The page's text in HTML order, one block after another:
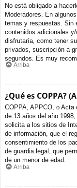
No está obligado a
Moderadores. En
temas y respuestas. Sin
contenidos adicionales
disfrutaría, como tener
privados, suscripción a
segundos. Es muy
Arriba
¿Qué es COPPA?
COPPA, APPCO, o Acta
de 13 años del año
solicita a los sitios de
de información, que el
consentimiento de los
de guardia legal, que
de un menor de edad.
Arriba